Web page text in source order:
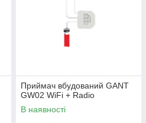
Приймач вбудований GANT
GW02 WiFi + Radio
В наявності